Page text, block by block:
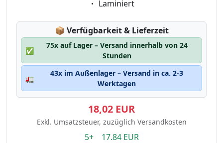
Eigenschaft:
Laminiert
📦 Lagerstatus:
Verfügbarkeit & Lieferzeit
✅
75x auf Lager – Versand innerhalb von 24
Stunden
🚛
43x im Außenlager – Versand in ca. 2-3
Werktagen
18,02 EUR
Exkl. Umsatzsteuer, zuzüglich Versandkosten
5+ 17.84 EUR